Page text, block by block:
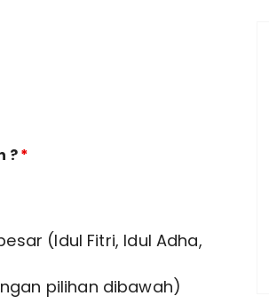
?*
(Idul Fitri, Idul Adha,
pilihan dibawah)